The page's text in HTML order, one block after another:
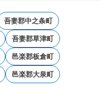
吾妻郡中之条町
吾妻郡草津町
邑楽郡板倉町
邑楽郡大泉町